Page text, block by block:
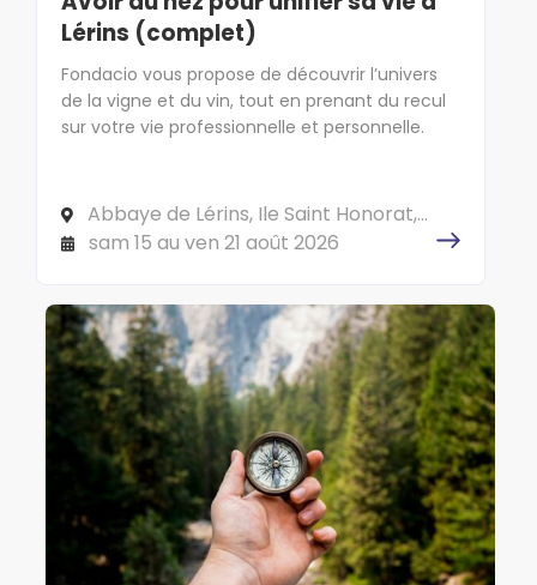
Lérins (complet)
Fondacio vous propose de découvrir l’univers
de la vigne et du vin, tout en prenant du recul
sur votre vie professionnelle et personnelle.
Abbaye de Lérins, Ile Saint Honorat,
CS 10040 06414 CANNES Cedex
sam 15 au ven 21 août 2026